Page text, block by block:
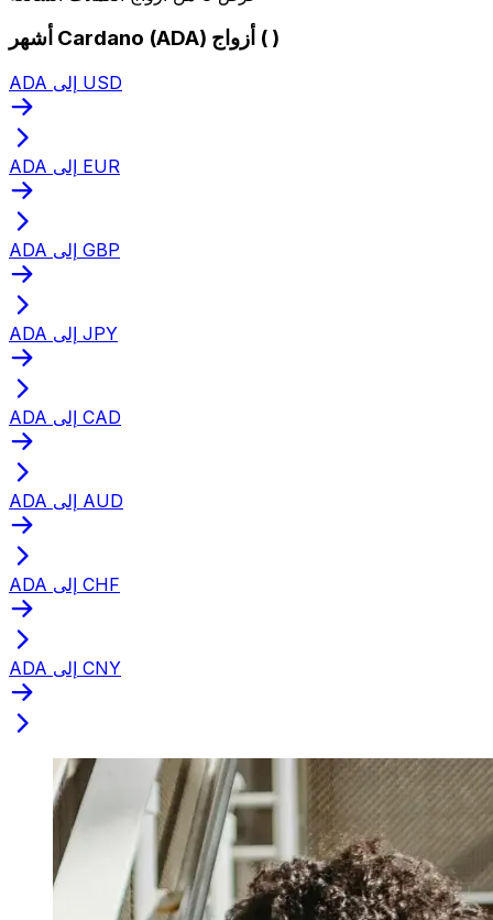
أشهر Cardano (ADA) أزواج ( )
ADA إلى USD
ADA إلى EUR
ADA إلى GBP
ADA إلى JPY
ADA إلى CAD
ADA إلى AUD
ADA إلى CHF
ADA إلى CNY